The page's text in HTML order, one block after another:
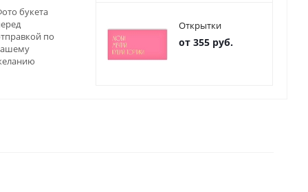
букета
по
Открытки
от 355 руб.